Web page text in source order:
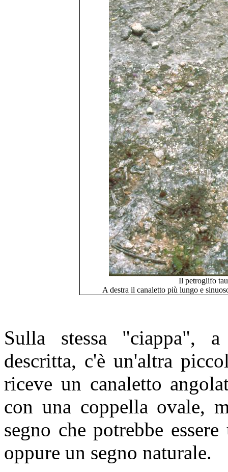
Il petroglifo
A destra il canaletto più lungo e
Sulla stessa "ciappa",
descritta, c'è un'altra
riceve un canaletto
con una coppella ovale,
segno che potrebbe
oppure un segno naturale.